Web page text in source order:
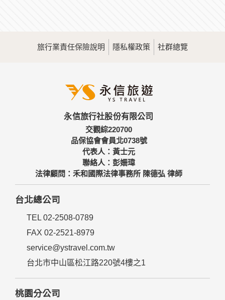
旅行業責任保險說明 隱私權政策 社群總覽
永信旅行社股份有限公司
交觀綜220700
品保協會會員北0738號
代表人：黃士元
聯絡人：彭姍瑋
法律顧問：禾和國際法律事務所 陳德弘 律師
台北總公司
TEL 02-2508-0789
FAX 02-2521-8979
service@ystravel.com.tw
台北市中山區松江路220號4樓之1
桃園分公司